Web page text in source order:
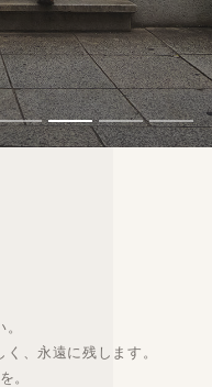
、永遠に残します。
。